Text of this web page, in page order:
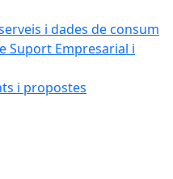
i dades de consum
Suport Empresarial i
i propostes